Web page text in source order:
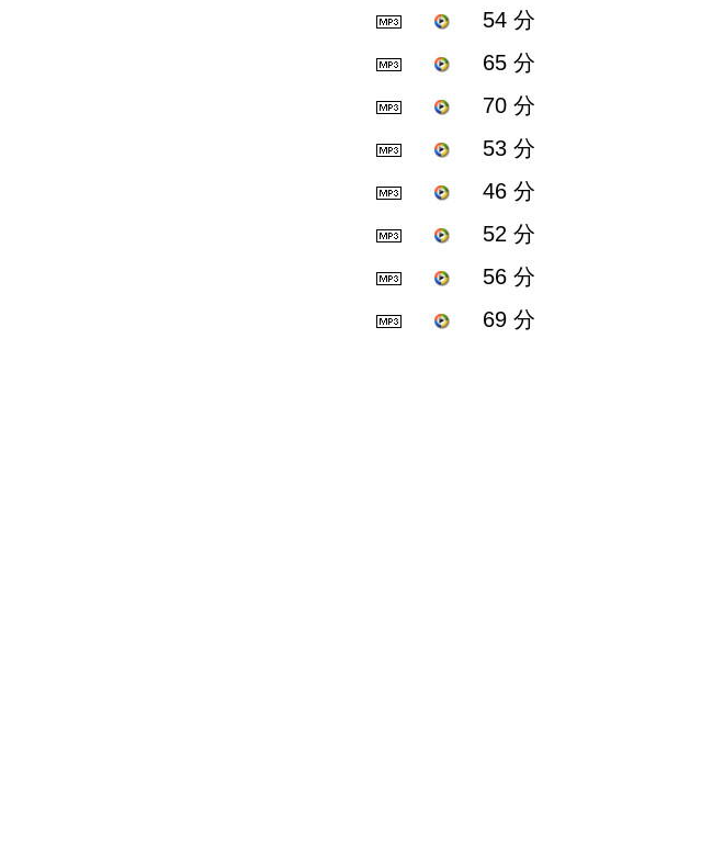
54 分
65 分
70 分
53 分
46 分
52 分
56 分
69 分